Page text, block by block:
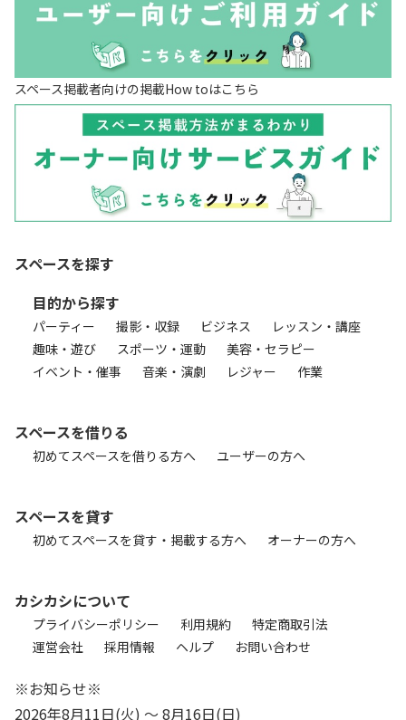
スペース掲載者向けの掲載How toはこちら
スペースを探す
目的から探す
パーティー 撮影・収録 ビジネス
レッスン・講座
趣味・遊び
スポーツ・運動
美容・セラピー
イベント・催事
音楽・演劇 レジャー 作業
スペースを借りる
初めてスペースを借りる方へ ユーザーの方へ
スペースを貸す
初めてスペースを貸す・掲載する方へ オーナーの方へ
カシカシについて
プライバシーポリシー 利用規約
特定商取引法
運営会社
採用情報 ヘルプ お問い合わせ
※お知らせ※
2026年8月11日(火) 〜 8月16日(日)